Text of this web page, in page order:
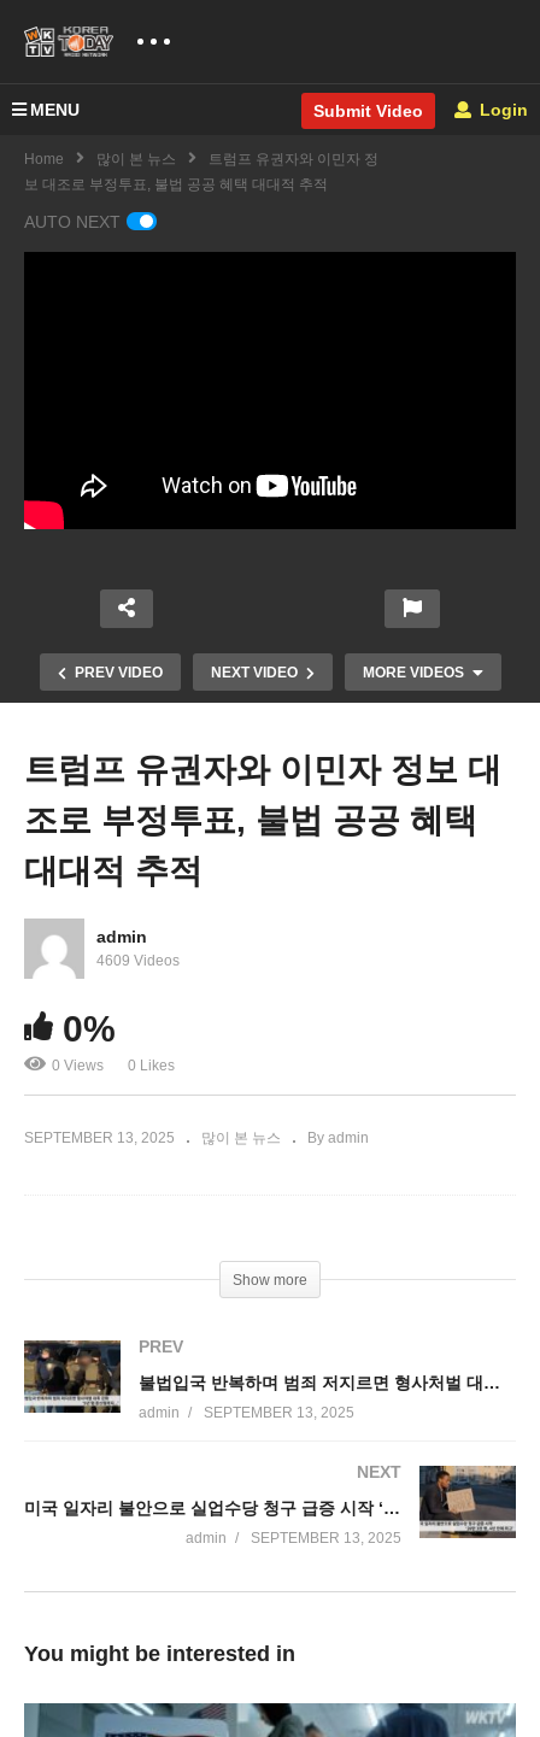
MENU Submit Video Login
Home 많이 본 뉴스
트럼프 유권자와 이민자 정
보 대조로 부정투표, 불법 공공 혜택 대대적 추적
AUTO NEXT
PREV VIDEO NEXT VIDEO MORE VIDEOS
트럼프 측근 찰리 커크 암살 용의자 체포 ‘22세 타일
러 로빈슨’
트럼프 유권자와 이민자 정보 대
조로 부정투표, 불법 공공 혜택
대대적 추적
admin
4609 Videos
0%
0 Views 0 Likes
SEPTEMBER 13, 2025 많이 본 뉴스 By admin
Show more
PREV
불법입국 반복하며 범죄 저지르면 형사처벌 대폭 강화 ‘5년 형 종신형까지 ’
admin SEPTEMBER 13, 2025
NEXT
미국 일자리 불안으로 실업수당 청구 급증 시작 ‘26만 3천 명, 4년 만에 최고’
admin SEPTEMBER 13, 2025
You might be interested in